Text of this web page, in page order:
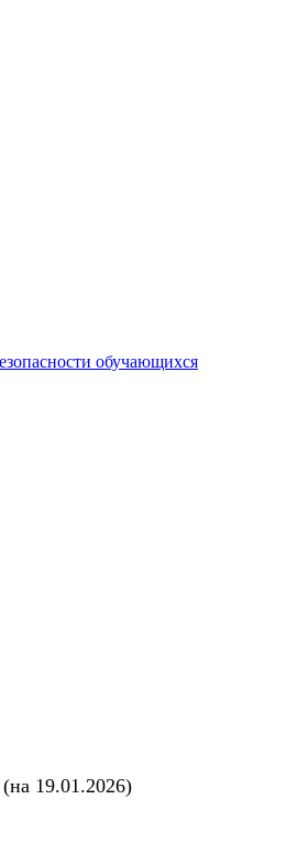
обучающихся
(на 19.01.2026)